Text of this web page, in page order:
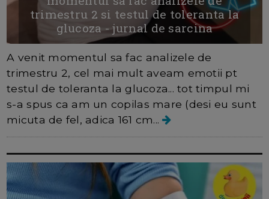
trimestru 2 si testul de toleranta la
glucoza - jurnal de sarcina
A venit momentul sa fac analizele de
trimestru 2, cel mai mult aveam emotii pt
testul de toleranta la glucoza... tot timpul mi
s-a spus ca am un copilas mare (desi eu sunt
micuta de fel, adica 161 cm...